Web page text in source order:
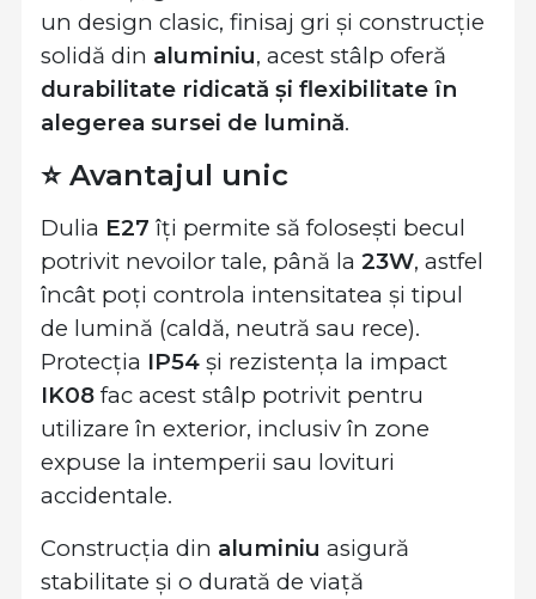
un design clasic, finisaj gri și construcție
solidă din aluminiu, acest stâlp oferă
durabilitate ridicată și flexibilitate în
alegerea sursei de lumină.
⭐ Avantajul unic
Dulia E27 îți permite să folosești becul
potrivit nevoilor tale, până la 23W, astfel
încât poți controla intensitatea și tipul
de lumină (caldă, neutră sau rece).
Protecția IP54 și rezistența la impact
IK08 fac acest stâlp potrivit pentru
utilizare în exterior, inclusiv în zone
expuse la intemperii sau lovituri
accidentale.
Construcția din aluminiu asigură
stabilitate și o durată de viață